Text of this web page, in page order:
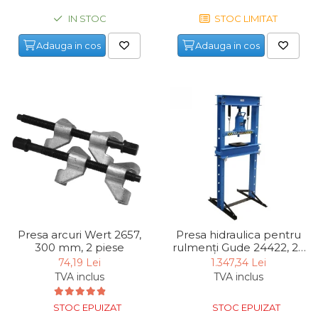
Accesorii
Jucarii
Rafturi
Baterii & Acumulatori
Baterii AAA
Corpuri de Iluminat
Lanterne
Proiectoare
Iluminare Led
IN STOC
Adauga in cos
STOC LIMITAT
Adauga in cos
Presa arcuri Wert 2657,
300 mm, 2 piese
74,19 Lei
TVA inclus
STOC EPUIZAT
Presa hidraulica pentru
rulmenți Gude 24422, 20
Tone
1.347,34 Lei
TVA inclus
STOC EPUIZAT